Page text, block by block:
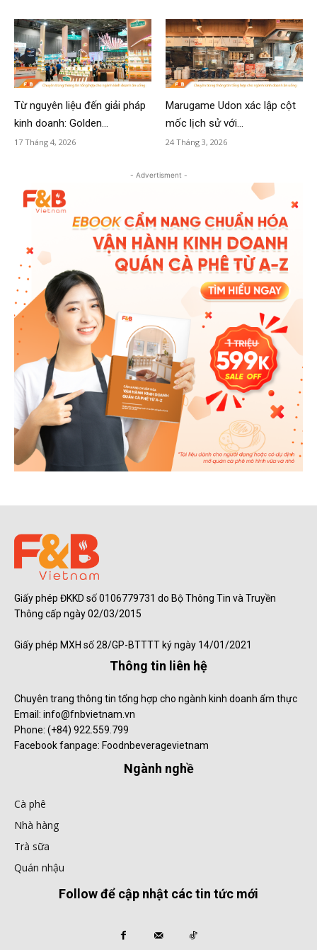
Từ nguyên liệu đến giải pháp
kinh doanh: Golden...
17 Tháng 4, 2026
Marugame Udon xác lập cột
mốc lịch sử với...
24 Tháng 3, 2026
- Advertisment -
Giấy phép ĐKKD số 0106779731 do Bộ Thông Tin và Truyền
Thông cấp ngày 02/03/2015
Giấy phép MXH số 28/GP-BTTTT ký ngày 14/01/2021
Thông tin liên hệ
Chuyên trang thông tin tổng hợp cho ngành kinh doanh ẩm thực
Email: info@fnbvietnam.vn
Phone: (+84) 922.559.799
Facebook fanpage: Foodnbeveragevietnam
Ngành nghề
Cà phê
Nhà hàng
Trà sữa
Quán nhậu
Follow để cập nhật các tin tức mới